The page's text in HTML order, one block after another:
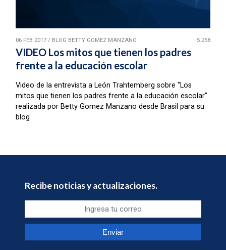
06 FEB 2017/ BLOG BETTY GOMEZ MANZANO 5.258
VIDEO Los mitos que tienen los padres
frente a la educación escolar
Video de la entrevista a León Trahtemberg sobre "Los
mitos que tienen los padres frente a la educación escolar"
realizada por Betty Gomez Manzano desde Brasil para su
blog
Recibe noticias y actualizaciones.